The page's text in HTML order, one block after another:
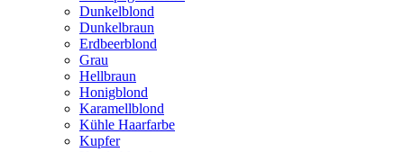
Dunkelblond
Dunkelbraun
Erdbeerblond
Grau
Hellbraun
Honigblond
Karamellblond
Kühle Haarfarbe
Kupfer